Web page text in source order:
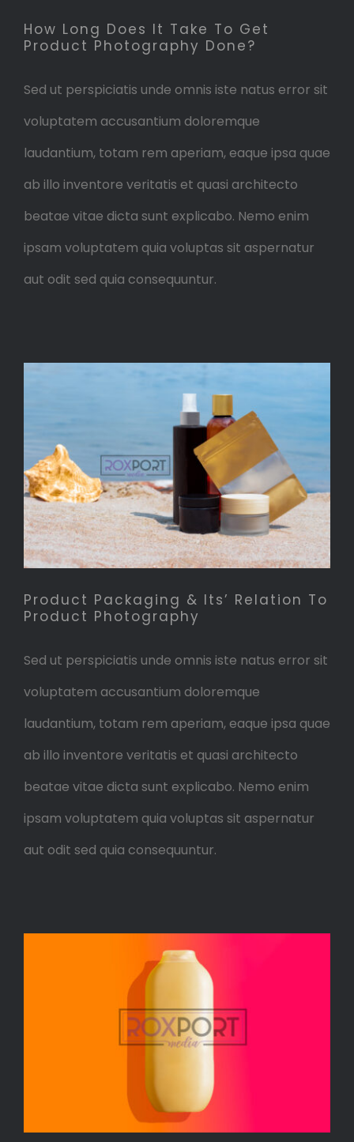
How Long Does It Take To Get
Product Photography Done?
Sed ut perspiciatis unde omnis iste natus error sit
voluptatem accusantium doloremque
laudantium, totam rem aperiam, eaque ipsa quae
ab illo inventore veritatis et quasi architecto
beatae vitae dicta sunt explicabo. Nemo enim
ipsam voluptatem quia voluptas sit aspernatur
aut odit sed quia consequuntur.
Product Packaging & Its’
Relation To Product
Photography
Product Packaging & Its’ Relation To
Product Photography
Sed ut perspiciatis unde omnis iste natus error sit
voluptatem accusantium doloremque
laudantium, totam rem aperiam, eaque ipsa quae
ab illo inventore veritatis et quasi architecto
beatae vitae dicta sunt explicabo. Nemo enim
ipsam voluptatem quia voluptas sit aspernatur
aut odit sed quia consequuntur.
What Are Licensing Fees For
Product Photography?